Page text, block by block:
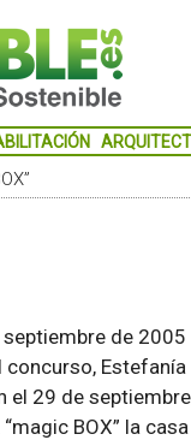
de 2005
Estefanía
29 de
BOX” la